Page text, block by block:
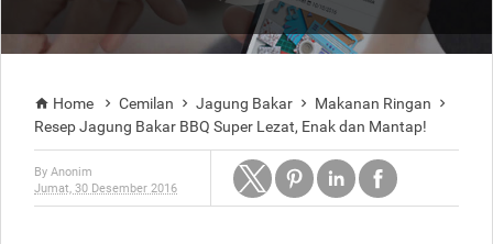
 Home  Cemilan  Jagung Bakar  Makanan Ringan 
Resep Jagung Bakar BBQ Super Lezat, Enak dan Mantap!
By Anonim
Jumat, 30 Desember 2016